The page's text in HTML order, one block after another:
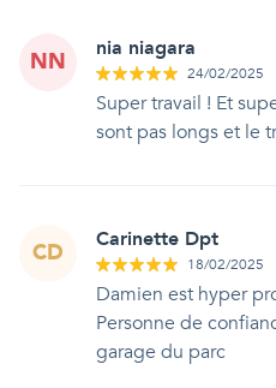
NN nia niagara
24/02/2025
Super travail ! Et
sont pas longs et le
CD Carinette Dpt
18/02/2025
Damien est hyper
Personne de
garage du parc